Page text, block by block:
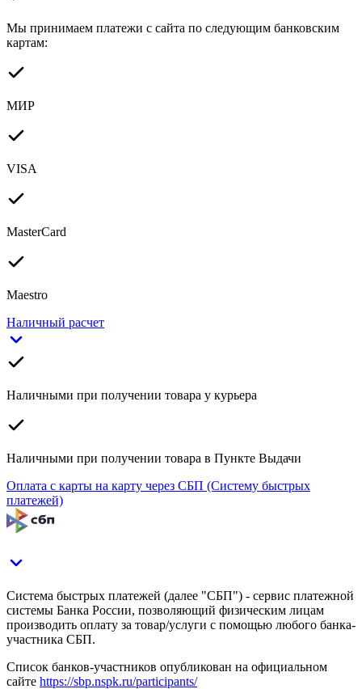
Мы принимаем платежи с сайта по следующим банковским
картам:
МИР
VISA
MasterCard
Maestro
Наличный расчет
Наличными при получении товара у курьера
Наличными при получении товара в Пункте Выдачи
Оплата с карты на карту через СБП (Систему быстрых
платежей)
Система быстрых платежей (далее "СБП") - сервис платежной
системы Банка России, позволяющий физическим лицам
производить оплату за товар/услуги с помощью любого банка-
участника СБП.
Список банков-участников опубликован на официальном
сайте https://sbp.nspk.ru/participants/